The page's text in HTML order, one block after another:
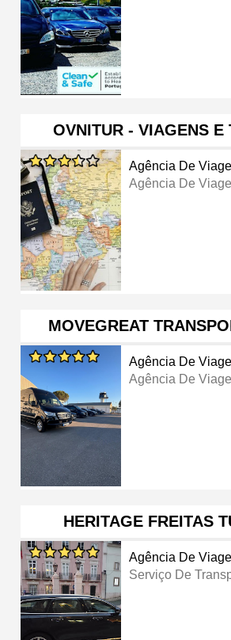
OVNITUR - VIAGENS E
Agência De
Agência De
MOVEGREAT
Agência De
Agência De
HERITAGE FREITAS
Agência De
Serviço De